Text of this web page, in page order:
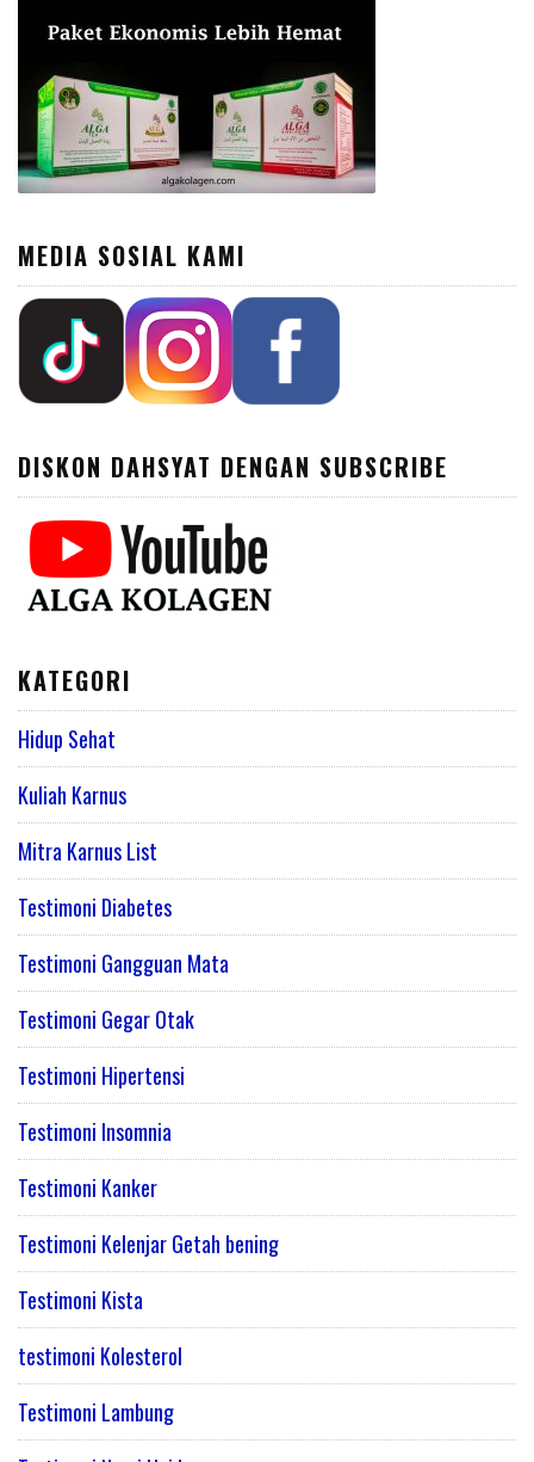
MEDIA SOSIAL KAMI
DISKON DAHSYAT DENGAN SUBSCRIBE
KATEGORI
Hidup Sehat
Kuliah Karnus
Mitra Karnus List
Testimoni Diabetes
Testimoni Gangguan Mata
Testimoni Gegar Otak
Testimoni Hipertensi
Testimoni Insomnia
Testimoni Kanker
Testimoni Kelenjar Getah bening
Testimoni Kista
testimoni Kolesterol
Testimoni Lambung